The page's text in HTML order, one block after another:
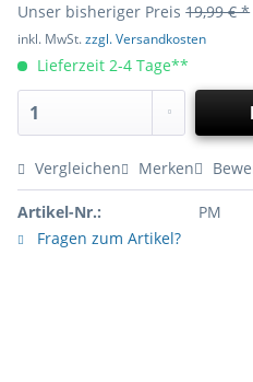
Unser bisheriger Preis 19,99 € *
inkl. MwSt.zzgl. Versandkosten
Lieferzeit 2-4 Tage**
Vergleichen Merken
Artikel-Nr.:
PM
Fragen zum Artikel?